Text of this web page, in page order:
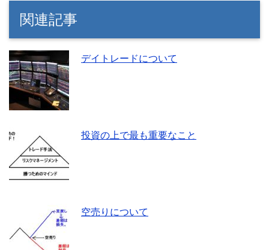
関連記事
デイトレードについて
投資の上で最も重要なこと
空売りについて